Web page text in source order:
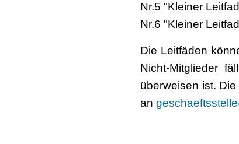
Nr.5 "Kleiner
Nr.6 "Kleiner
Die Leitfäden
Nicht-Mitglieder
überweisen ist.
an